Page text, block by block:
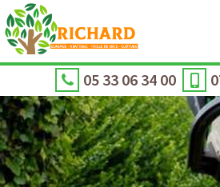
05 33 06 34 00